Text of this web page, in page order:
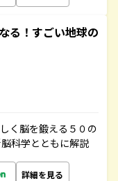
る！すごい地球の
く脳を鍛える５０の
科学とともに解説
詳細を見る